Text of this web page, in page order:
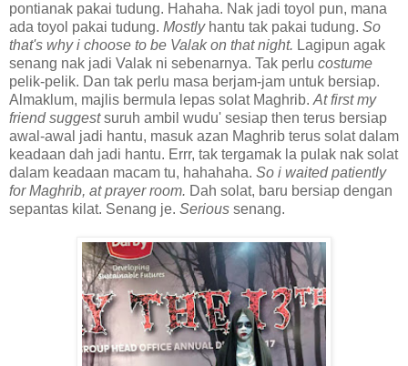
pontianak pakai tudung. Hahaha. Nak jadi toyol pun, mana
ada toyol pakai tudung. Mostlyhantu tak pakai tudung. So
that's why i choose to be Valak on that night. Lagipun agak
senang nak jadi Valak ni sebenarnya. Tak perlu costume
pelik-pelik. Dan tak perlu masa berjam-jam untuk bersiap.
Almaklum, majlis bermula lepas solat Maghrib. At first my
friend suggestsuruh ambil wudu' sesiap then terus bersiap
awal-awal jadi hantu, masuk azan Maghrib terus solat dalam
keadaan dah jadi hantu. Errr, tak tergamak la pulak nak solat
dalam keadaan macam tu, hahahaha. So i waited patiently
for Maghrib, at prayer room. Dah solat, baru bersiap dengan
sepantas kilat. Senang je. Serious senang.